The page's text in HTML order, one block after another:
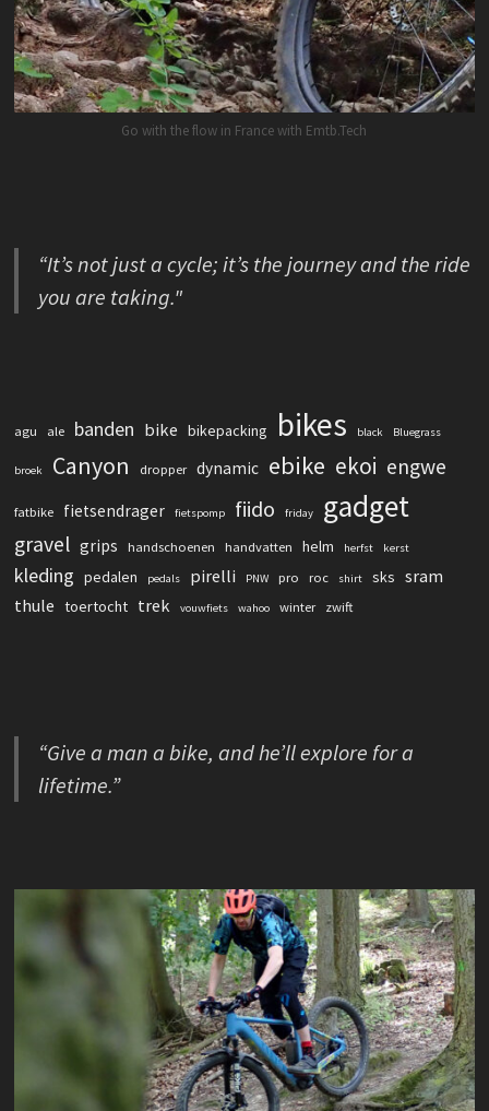
Go with the flow in France with Emtb.Tech
“It’s not just a cycle; it’s the journey and the ride
you are taking."
agu ale banden bike bikepacking bikes black Bluegrass
broek Canyon dropper dynamic ebike ekoi engwe
fatbike fietsendrager fietspomp fiido friday gadget
gravel grips handschoenen handvatten helm herfst kerst
kleding pedalen pedals pirelli PNW pro roc shirt sks sram
thule toertocht trek vouwfiets wahoo winter zwift
“Give a man a bike, and he’ll explore for a
lifetime.”